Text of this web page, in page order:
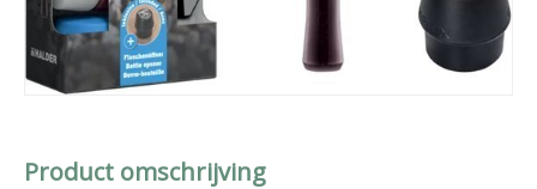
Product omschrijving